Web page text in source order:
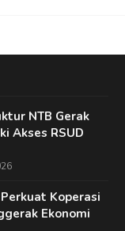
NTB Gerak
Akses RSUD
Koperasi
Ekonomi